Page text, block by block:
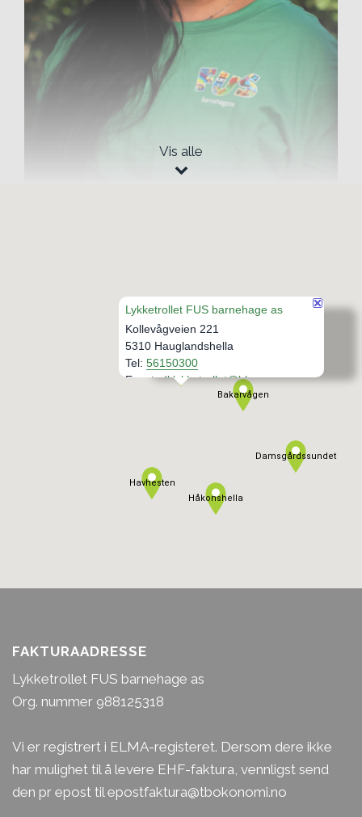
Vis alle
Bakarvågen
Håkonshella
Havhesten
Lykketrollet
Damsgårdssundet
Lykketrollet FUS barnehage as
Kollevågveien 221
5310 Hauglandshella
Tel:56150300
Epost:dl.lykketrollet@bhg.no
FAKTURAADRESSE
Lykketrollet FUS barnehage as
Org. nummer 988125318
Vi er registrert i ELMA-registeret. Dersom dere ikke
har mulighet til å levere EHF-faktura, vennligst send
den pr epost til epostfaktura@tbokonomi.no